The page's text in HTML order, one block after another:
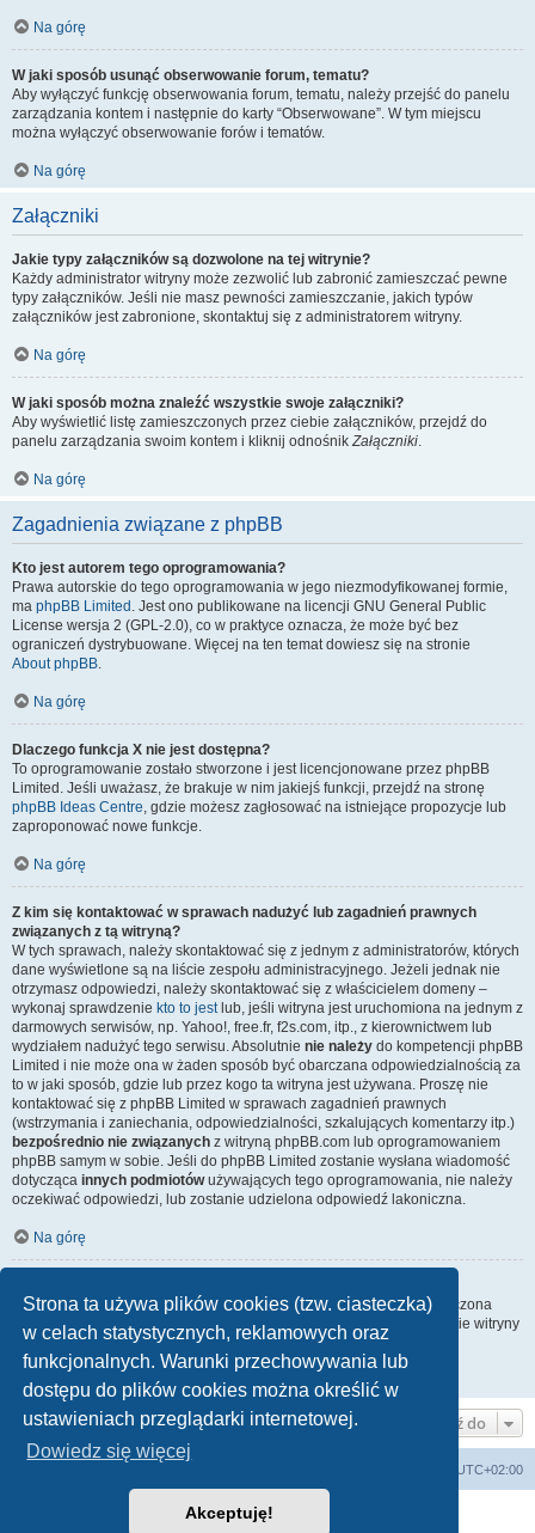
Strona ta używa plików cookies (tzw. ciasteczka)
w celach statystycznych, reklamowych oraz
funkcjonalnych. Warunki przechowywania lub
dostępu do plików cookies można określić w
ustawieniach przeglądarki internetowej.
Dowiedz się więcej
Akceptuję!
Na górę
W jaki sposób usunąć obserwowanie forum, tematu?
Aby wyłączyć funkcję obserwowania forum, tematu, należy przejść do panelu
zarządzania kontem i następnie do karty “Obserwowane”. W tym miejscu
można wyłączyć obserwowanie forów i tematów.
Na górę
Załączniki
Jakie typy załączników są dozwolone na tej witrynie?
Każdy administrator witryny może zezwolić lub zabronić zamieszczać pewne
typy załączników. Jeśli nie masz pewności zamieszczanie, jakich typów
załączników jest zabronione, skontaktuj się z administratorem witryny.
Na górę
W jaki sposób można znaleźć wszystkie swoje załączniki?
Aby wyświetlić listę zamieszczonych przez ciebie załączników, przejdź do
panelu zarządzania swoim kontem i kliknij odnośnikZałączniki.
Na górę
Zagadnienia związane z phpBB
Kto jest autorem tego oprogramowania?
Prawa autorskie do tego oprogramowania w jego niezmodyfikowanej formie,
ma phpBB Limited . Jest ono publikowane na licencji GNU General Public
License wersja 2 (GPL-2.0), co w praktyce oznacza, że może być bez
ograniczeń dystrybuowane. Więcej na ten temat dowiesz się na stronie
About phpBB.
Na górę
Dlaczego funkcja X nie jest dostępna?
To oprogramowanie zostało stworzone i jest licencjonowane przez phpBB
Limited. Jeśli uważasz, że brakuje w nim jakiejś funkcji, przejdź na stronę
phpBB Ideas Centre, gdzie możesz zagłosować na istniejące propozycje lub
zaproponować nowe funkcje.
Na górę
Z kim się kontaktować w sprawach nadużyć lub zagadnień prawnych
związanych z tą witryną?
W tych sprawach, należy skontaktować się z jednym z administratorów, których
dane wyświetlone są na liście zespołu administracyjnego. Jeżeli jednak nie
otrzymasz odpowiedzi, należy skontaktować się z właścicielem domeny –
wykonaj sprawdzenie kto to jestlub, jeśli witryna jest uruchomiona na jednym z
darmowych serwisów, np. Yahoo!, free.fr, f2s.com, itp., z kierownictwem lub
wydziałem nadużyć tego serwisu. Absolutnie nie należy do kompetencji phpBB
Limited i nie może ona w żaden sposób być obarczana odpowiedzialnością za
to w jaki sposób, gdzie lub przez kogo ta witryna jest używana. Proszę nie
kontaktować się z phpBB Limited w sprawach zagadnień prawnych
(wstrzymania i zaniechania, odpowiedzialności, szkalujących komentarzy itp.)
bezpośrednio nie związanych z witryną phpBB.com lub oprogramowaniem
phpBB samym w sobie. Jeśli do phpBB Limited zostanie wysłana wiadomość
dotycząca innych podmiotówużywających tego oprogramowania, nie należy
oczekiwać odpowiedzi, lub zostanie udzielona odpowiedź lakoniczna.
Na górę
Wszyscy użytkownicy witryny mogą używać – jeśli funkcja ta jest włączona
przez administratora witryny – formularza „Kontakt z nami”. Członkowie witryny
mogą także używać odnośnika „Zespół administracyjny”.
Na górę
Przejdź do
UTC+02:00
Technologię dostarczaphpBB® Forum Software © phpBB Limited